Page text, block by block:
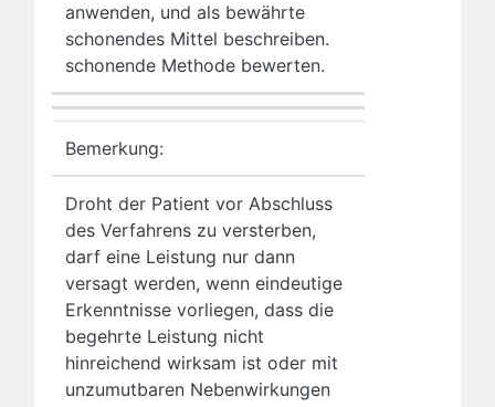
anwenden, und als bewährte
schonendes Mittel beschreiben.
schonende Methode bewerten.
Bemerkung:
Droht der Patient vor Abschluss
des Verfahrens zu versterben,
darf eine Leistung nur dann
versagt werden, wenn eindeutige
Erkenntnisse vorliegen, dass die
begehrte Leistung nicht
hinreichend wirksam ist oder mit
unzumutbaren Nebenwirkungen